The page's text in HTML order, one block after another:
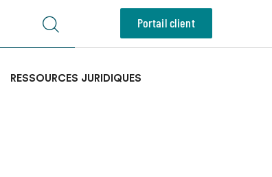
Portail client
RESSOURCES JURIDIQUES